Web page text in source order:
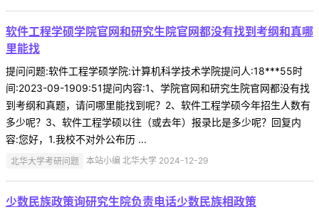
软件工程学硕学院官网和研究生院官网都没有找到考纲和真哪
里能找
提问问题:软件工程学硕学院:计算机科学技术学院提问人:18***55时
间:2023-09-1909:51提问内容:1、学院官网和研究生院官网都没有找
到考纲和真题，请问哪里能找到呢？2、软件工程学硕今年招生人数有
多少呢？3、软件工程学硕以往（或去年）报录比是多少呢？回复内
容:您好，1.我校不对外公布历 ...
北华大学考研问题 本站小编 北华大学 2024-12-29
少数民族政策询研究生院负责电话少数民族相政策